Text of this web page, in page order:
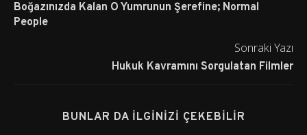
Boğazınızda Kalan O Yumrunun Şerefine; Normal
People
Sonraki Yazı
Hukuk Kavramını Sorgulatan Filmler
BUNLAR DA İLGINIZI ÇEKEBILIR